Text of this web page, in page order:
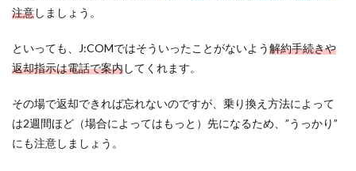
注意しましょう。
といっても、J:COMではそういったことがないよう解約手続きや
返却指示は電話で案内してくれます。
その場で返却できれば忘れないのですが、乗り換え方法によって
は2週間ほど（場合によってはもっと）先になるため、”うっかり”
にも注意しましょう。